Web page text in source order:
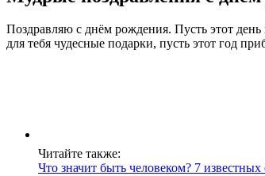
Поздравляю с днём рождения. Пусть этот день
для тебя чудесные подарки, пусть этот год
Читайте также:
Что значит быть человеком? 7